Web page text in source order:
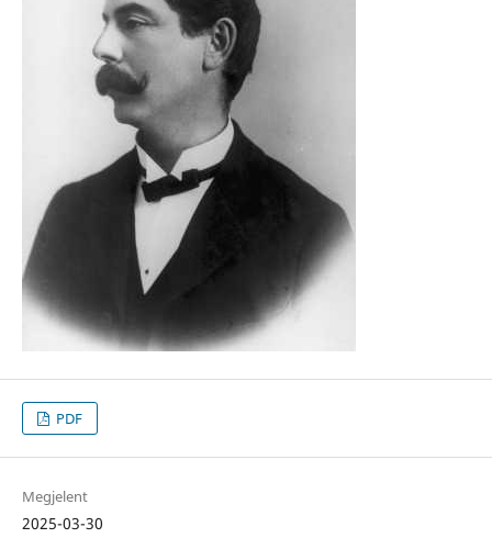
PDF
Megjelent
2025-03-30